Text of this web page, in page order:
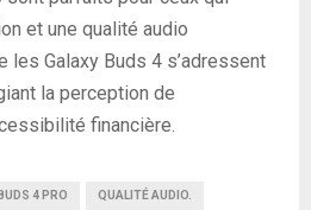
et une qualité audio
les Galaxy Buds 4 s’adressent
la perception de
financière.
4 PRO QUALITÉ AUDIO.